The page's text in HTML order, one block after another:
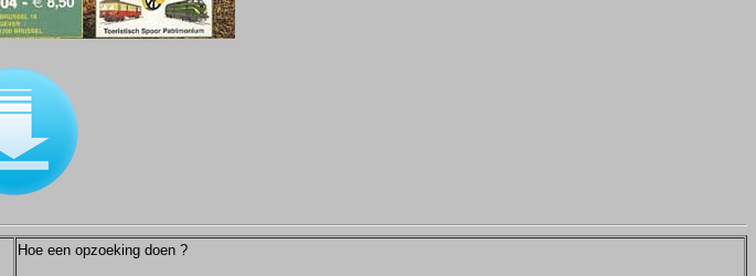
Hoe een opzoeking doen ?